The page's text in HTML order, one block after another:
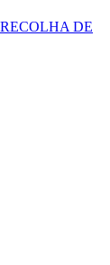
RECOLHA DE